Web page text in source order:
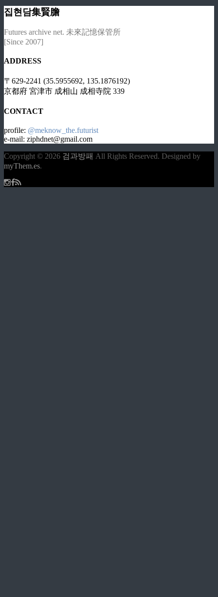
집현담集賢膽
Futures archive net. 未來記憶保管所
[Since 2007]
ADDRESS
〒629-2241 (35.5955692, 135.1876192)
京都府 宮津市 成相山 成相寺院 339
CONTACT
profile: @meknow_the.futurist
e-mail: ziphdnet@gmail.com
Copyright © 2026 검과방패 All Rights Reserved. Designed by
myThem.es.